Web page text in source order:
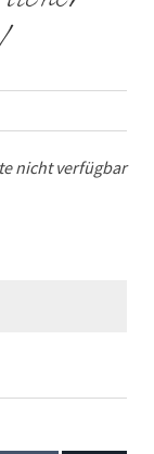
nicht verfügbar